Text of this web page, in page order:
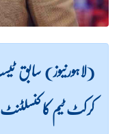
(لاہورنیوز) سابق
کرکٹ ٹیم کا کنسلٹنٹ